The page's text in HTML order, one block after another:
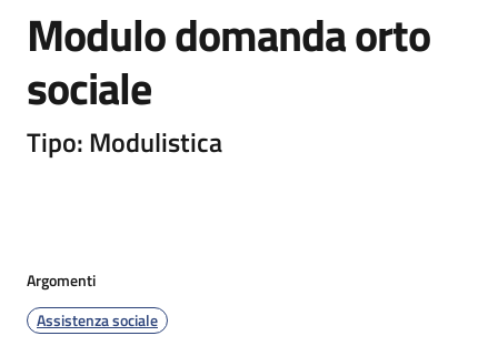
Modulo domanda orto
sociale
Tipo: Modulistica
Argomenti
Assistenza sociale